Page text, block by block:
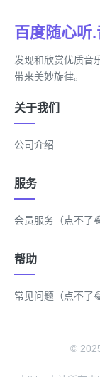
百度随心听
发现和欣赏优质音
带来美妙旋律。
关于我们
公司介绍
服务
会员服务（点不了
帮助
常见问题（点不了
©